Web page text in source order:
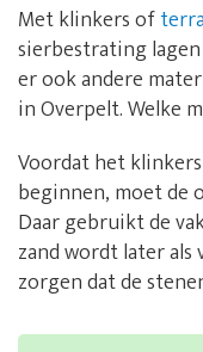
Met klinkers of
sierbestrating
er ook andere
in Overpelt. Welke
Voordat het
beginnen, moet de
Daar gebruikt de
zand wordt later
zorgen dat de